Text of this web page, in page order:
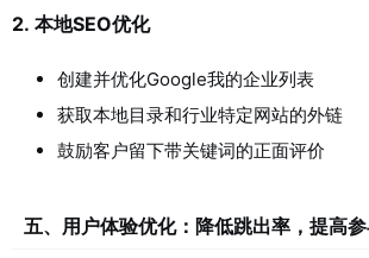
2. 本地SEO优化
创建并优化Google我的企业列表
获取本地目录和行业特定网站的外链
鼓励客户留下带关键词的正面评价
五、用户体验优化：降低跳出率，提高